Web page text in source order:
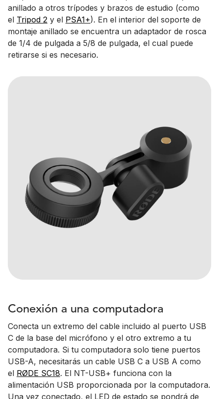
anillado a otros trípodes y brazos de estudio (como
el Tripod 2 y el PSA1+). En el interior del soporte de
montaje anillado se encuentra un adaptador de rosca
de 1/4 de pulgada a 5/8 de pulgada, el cual puede
retirarse si es necesario.
Conexión a una computadora
Conecta un extremo del cable incluido al puerto USB
C de la base del micrófono y el otro extremo a tu
computadora. Si tu computadora solo tiene puertos
USB-A, necesitarás un cable USB C a USB A como
el RØDE SC18. El NT-USB+ funciona con la
alimentación USB proporcionada por la computadora.
Una vez conectado, el LED de estado se pondrá de